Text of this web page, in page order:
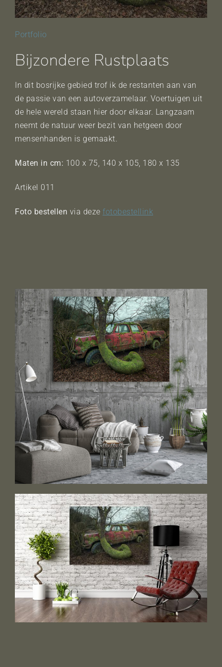
Portfolio
Bijzondere Rustplaats
In dit bosrijke gebied trof ik de restanten aan van
de passie van een autoverzamelaar. Voertuigen uit
de hele wereld staan hier door elkaar. Langzaam
neemt de natuur weer bezit van hetgeen door
mensenhanden is gemaakt.
Maten in cm: 100 x 75, 140 x 105, 180 x 135
Artikel 011
Foto bestellen via deze fotobestellink